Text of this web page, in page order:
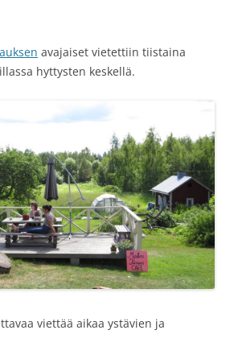
avajaiset vietettiin tiistaina
hyttysten keskellä.
viettää aikaa ystävien ja